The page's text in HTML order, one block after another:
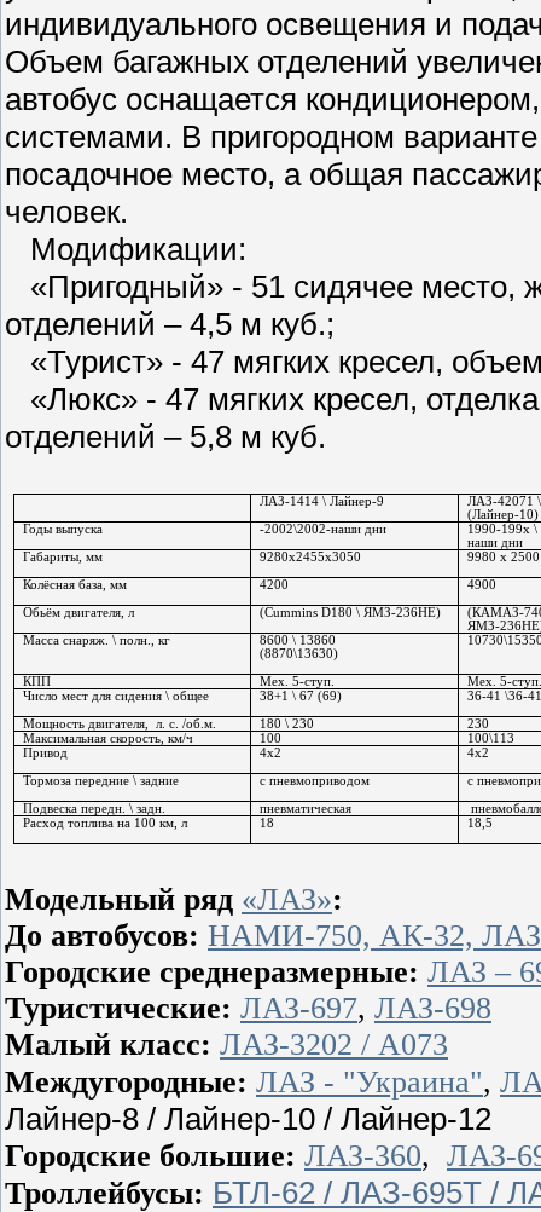
индивидуального освещения и
Объем багажных отделений
автобус оснащается
системами. В пригородном
посадочное место, а общая
человек.
Модификации:
«Пригодный» - 51 сидячее место,
отделений – 4,5 м куб.;
«Турист» - 47 мягких кресел,
«Люкс» - 47 мягких кресел,
отделений – 5,8 м куб.
ЛАЗ-1414 \Лайнер-9
ЛАЗ-42071
(Лайнер-10)
Годы выпуска
-2002\2002-наши дни
1990-199х
наши дни
Габариты, мм
9280х2455х3050 9980 х
Колёсная база, мм 4200 4900
Обьём двигателя, л (Cummins D180 \ ЯМЗ-236НЕ) (КАМАЗ-
ЯМЗ-
Масса снаряж. \ полн., кг
8600 \ 13860
(8870\13630)
КПП Мех. 5-ступ.
Мех. 5-
Число мест для сидения \ общее
38+1 \ 67 (69) 36-41 \36-
Мощность двигателя, л. с. /об.м. 180 \ 230
230
Максимальная скорость, км/ч 100
100\113
Привод
4х2 4х2
Тормоза передние \ задние с пневмоприводом с
Подвеска передн. \ задн. пневматическая
Расход топлива на 100 км, л
18 18,5
Модельный ряд «ЛАЗ»:
До автобусов: НАМИ-750, АК-32,
Городские среднеразмерные: ЛАЗ –
Туристические: ЛАЗ-697, ЛАЗ-698
Малый класс: ЛАЗ-3202 / А073
Междугородные: ЛАЗ - "Украина",
Лайнер-8 / Лайнер-10 / Лайнер-12
Городские большие: ЛАЗ-360, ЛАЗ-
Троллейбусы: БТЛ-62 / ЛАЗ-695Т /